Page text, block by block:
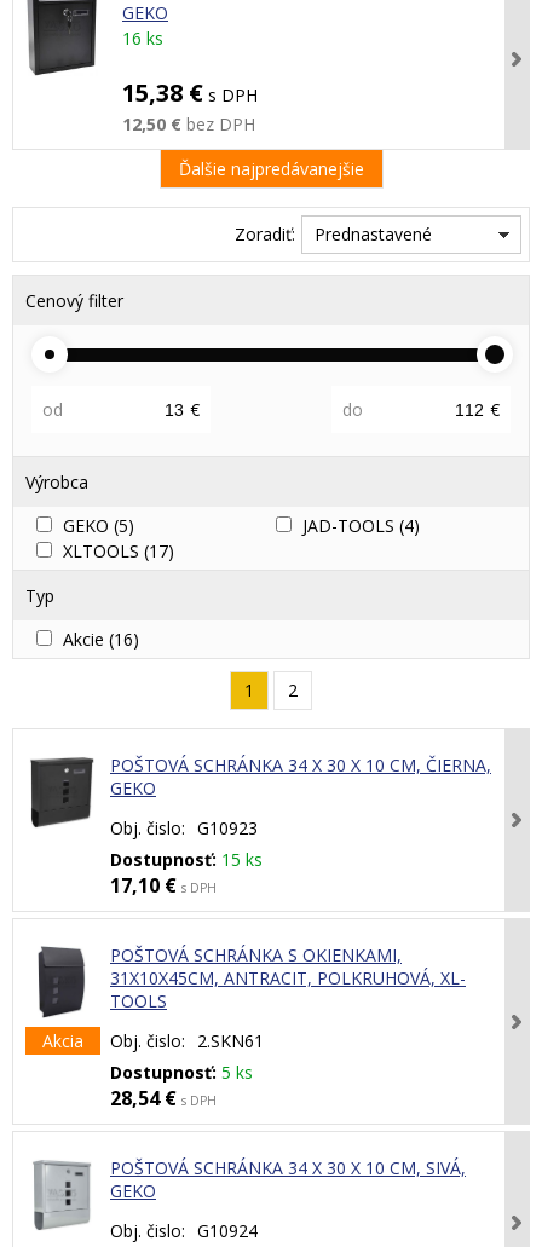
GEKO
16 ks
15,38 € s DPH
12,50 € bez DPH
Ďalšie najpredávanejšie
Zoradiť: Prednastavené
Cenový filter
od € do €
Výrobca
GEKO (5) JAD-TOOLS (4)
XLTOOLS (17)
Typ
Akcie (16)
1 2
POŠTOVÁ SCHRÁNKA 34 X 30 X 10 CM, ČIERNA,
GEKO
Obj. čislo: G10923
Dostupnosť: 15 ks
17,10 € s DPH
Akcia
POŠTOVÁ SCHRÁNKA S OKIENKAMI,
31X10X45CM, ANTRACIT, POLKRUHOVÁ, XL-
TOOLS
Obj. čislo:
2.SKN61
Dostupnosť: 5 ks
28,54 € s DPH
POŠTOVÁ SCHRÁNKA 34 X 30 X 10 CM, SIVÁ,
GEKO
Obj. čislo: G10924